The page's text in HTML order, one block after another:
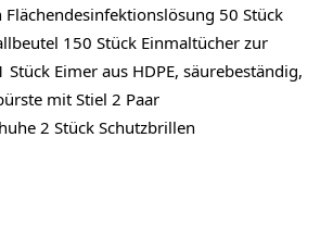
50 Stück
150 Stück Einmaltücher zur
Eimer aus HDPE, säurebeständig,
mit Stiel 2 Paar
2 Stück Schutzbrillen